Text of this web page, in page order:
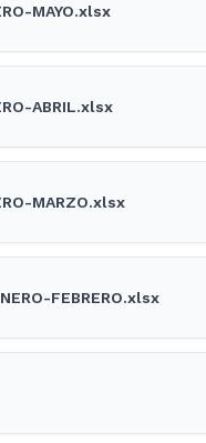
MAYO.xlsx
ABRIL.xlsx
MARZO.xlsx
FEBRERO.xlsx